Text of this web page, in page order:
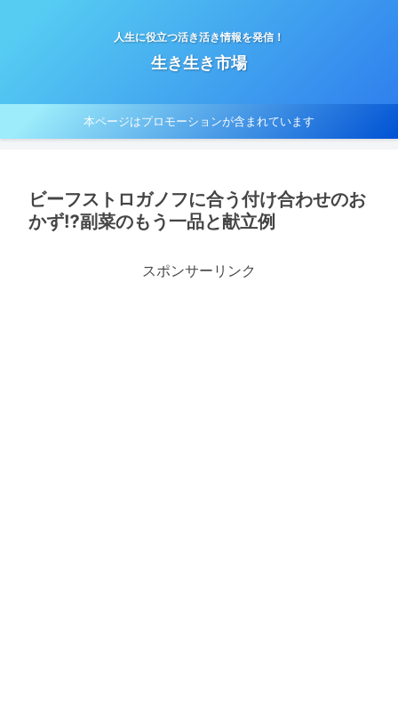
人生に役立つ活き活き情報を発信！
生き生き市場
本ページはプロモーションが含まれています
ビーフストロガノフに合う付け合わせのお
かず⁉副菜のもう一品と献立例
スポンサーリンク